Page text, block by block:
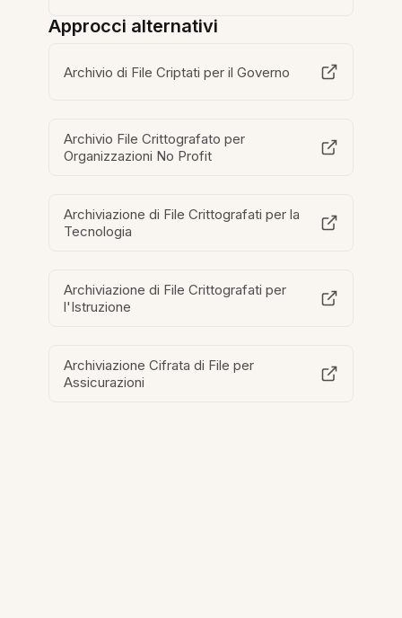
Approcci alternativi
Archivio di File Criptati per il Governo
Archivio File Crittografato per
Organizzazioni No Profit
Archiviazione di File Crittografati per la
Tecnologia
Archiviazione di File Crittografati per
l'Istruzione
Archiviazione Cifrata di File per
Assicurazioni